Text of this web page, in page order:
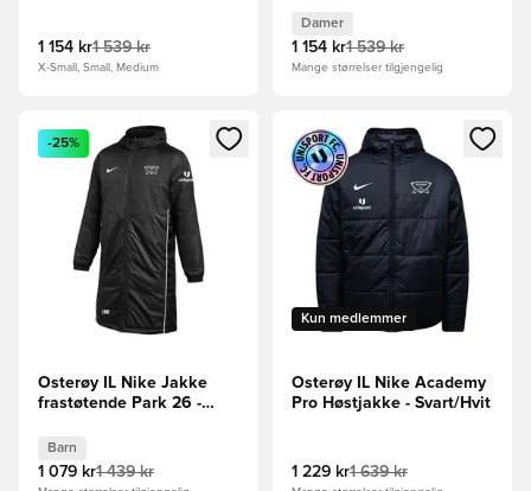
1 154 kr1 539 kr
X-Small, Small, Medium
Damer
1 154 kr1 539 kr
Mange størrelser tilgjengelig
Åpner en Modal for å logge inn eller registrere deg som
-25%
Osterøy IL Nike Jakke
frastøtende Park 26 -
Barn
1 079 kr1 439 kr
Åpner en Modal for å logge
Kun medlemmer
Osterøy IL Nike Academy
Pro Høstjakke - Svart/Hvit
1 229 kr1 639 kr